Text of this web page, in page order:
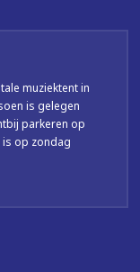
muziektent in
is gelegen
parkeren op
is op zondag